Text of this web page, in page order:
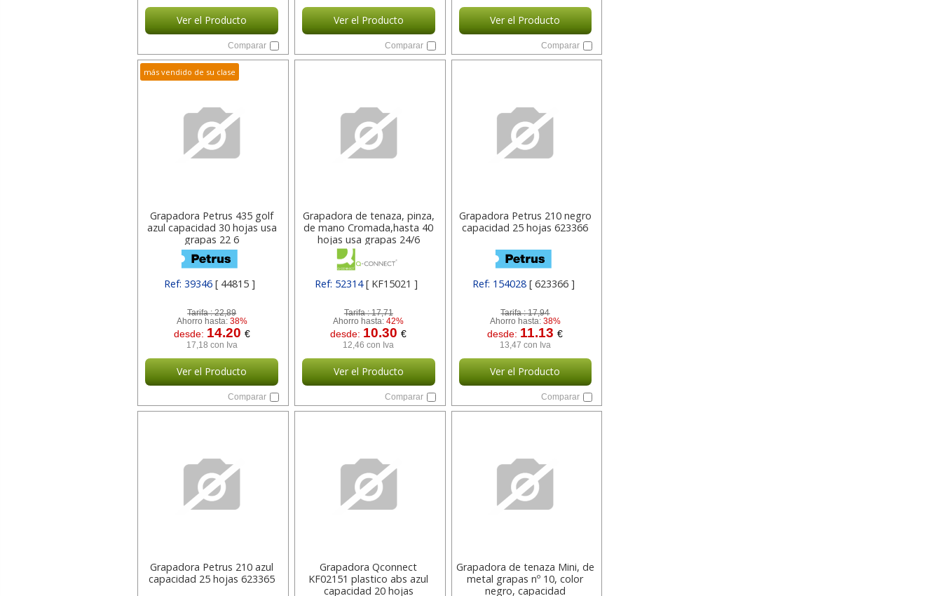
Ver el Producto
Comparar
Ver el Producto
Comparar
Ver el Producto
Comparar
más vendido de su clase
Grapadora Petrus 435 golf
azul capacidad 30 hojas usa
grapas 22 6
Ref: 39346[ 44815 ]
Tarifa :22,89
Ahorro hasta: 38%
desde: 14.20 €
17,18 con Iva
Ver el Producto
Comparar
Grapadora de tenaza, pinza,
de mano Cromada,hasta 40
hojas usa grapas 24/6
Ref: 52314[ KF15021 ]
Tarifa :17,71
Ahorro hasta:42%
desde: 10.30€
12,46 con Iva
Ver el Producto
Comparar
Grapadora Petrus 210 negro
capacidad 25 hojas 623366
Ref: 154028 [ 623366 ]
Tarifa :17,94
Ahorro hasta: 38%
desde: 11.13€
13,47 con Iva
Ver el Producto
Comparar
Grapadora Petrus 210 azul
capacidad 25 hojas 623365
Grapadora Qconnect
KF02151 plastico abs azul
capacidad 20 hojas
Grapadora de tenaza Mini, de
metal grapas nº 10, color
negro, capacidad